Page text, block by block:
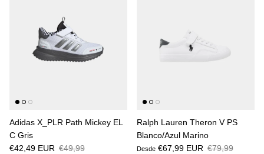
Adidas X_PLR Path Mickey EL
C Gris
€42,49 EUR €49,99
Ralph Lauren Theron V PS
Blanco/Azul Marino
Desde €67,99 EUR €79,99